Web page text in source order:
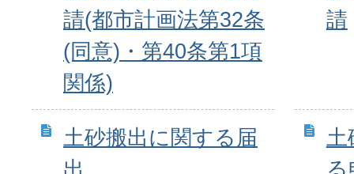
請(都市計画法第32条
(同意)・第40条第1項
関係)
請
土砂搬出に関する届
出